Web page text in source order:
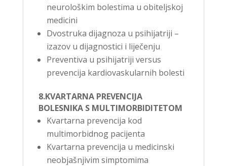
neurološkim bolestima u obiteljskoj
medicini
Dvostruka dijagnoza u psihijatriji –
izazov u dijagnostici i liječenju
Preventiva u psihijatriji versus
prevencija kardiovaskularnih bolesti
8.KVARTARNA PREVENCIJA
BOLESNIKA S MULTIMORBIDITETOM
Kvartarna prevencija kod
multimorbidnog pacijenta
Kvartarna prevencija u medicinski
neobjašnjivim simptomima